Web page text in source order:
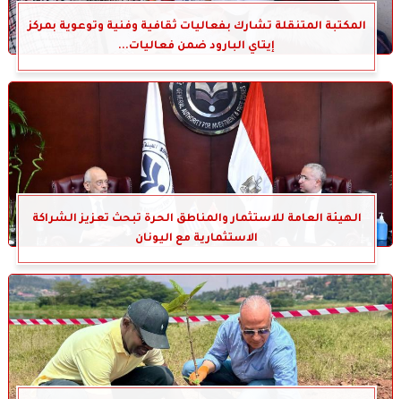
المكتبة المتنقلة تشارك بفعاليات ثقافية وفنية وتوعوية بمركز
إيتاي البارود ضمن فعاليات...
الهيئة العامة للاستثمار والمناطق الحرة تبحث تعزيز الشراكة
الاستثمارية مع اليونان